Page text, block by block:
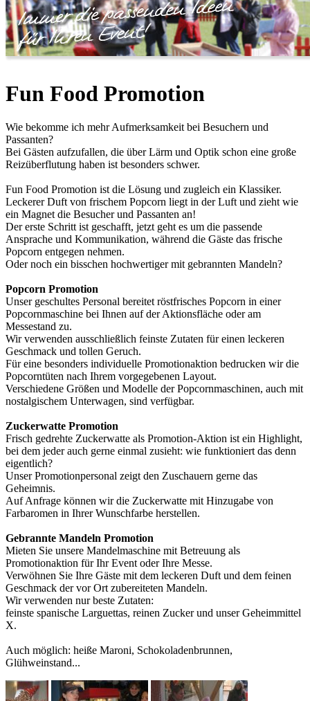
Fun Food Promotion
Wie bekomme ich mehr Aufmerksamkeit bei Besuchern und
Passanten?
Bei Gästen aufzufallen, die über Lärm und Optik schon eine große
Reizüberflutung haben ist besonders schwer.
Fun Food Promotion ist die Lösung und zugleich ein Klassiker.
Leckerer Duft von frischem Popcorn liegt in der Luft und zieht wie
ein Magnet die Besucher und Passanten an!
Der erste Schritt ist geschafft, jetzt geht es um die passende
Ansprache und Kommunikation, während die Gäste das frische
Popcorn entgegen nehmen.
Oder noch ein bisschen hochwertiger mit gebrannten Mandeln?
Popcorn Promotion
Unser geschultes Personal bereitet röstfrisches Popcorn in einer
Popcornmaschine bei Ihnen auf der Aktionsfläche oder am
Messestand zu.
Wir verwenden ausschließlich feinste Zutaten für einen leckeren
Geschmack und tollen Geruch.
Für eine besonders individuelle Promotionaktion bedrucken wir die
Popcorntüten nach Ihrem vorgegebenen Layout.
Verschiedene Größen und Modelle der Popcornmaschinen, auch mit
nostalgischem Unterwagen, sind verfügbar.
Zuckerwatte Promotion
Frisch gedrehte Zuckerwatte als Promotion-Aktion ist ein Highlight,
bei dem jeder auch gerne einmal zusieht: wie funktioniert das denn
eigentlich?
Unser Promotionpersonal zeigt den Zuschauern gerne das
Geheimnis.
Auf Anfrage können wir die Zuckerwatte mit Hinzugabe von
Farbaromen in Ihrer Wunschfarbe herstellen.
Gebrannte Mandeln Promotion
Mieten Sie unsere Mandelmaschine mit Betreuung als
Promotionaktion für Ihr Event oder Ihre Messe.
Verwöhnen Sie Ihre Gäste mit dem leckeren Duft und dem feinen
Geschmack der vor Ort zubereiteten Mandeln.
Wir verwenden nur beste Zutaten:
feinste spanische Larguettas, reinen Zucker und unser Geheimmittel
X.
Auch möglich: heiße Maroni, Schokoladenbrunnen,
Glühweinstand...